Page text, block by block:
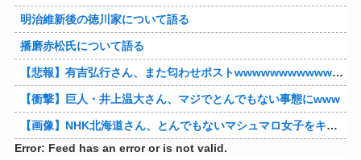
明治維新後の徳川家について語る
播磨赤松氏について語る
【悲報】有吉弘行さん、また匂わせポストwwwwwwwwwwwwwwww
【衝撃】巨人・井上温大さん、マジでとんでもない事態にwww
【画像】NHK北海道さん、とんでもないマシュマロ女子をキャスターに起用してしまうwwwwwwww
Error: Feed has an error or is not valid.